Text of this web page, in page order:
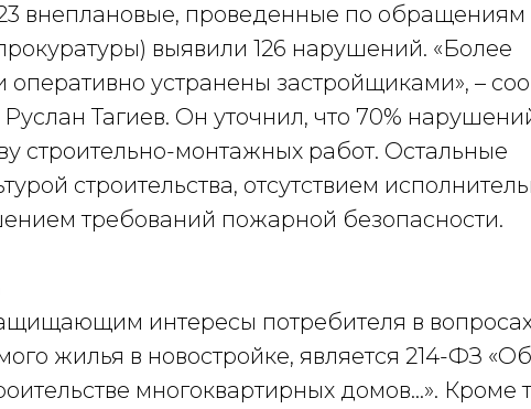
внеплановые, проведенные по обращениям
выявили 126 нарушений. «Более
устранены застройщиками», –
Тагиев. Он уточнил, что 70%
строительно-монтажных работ. Остальные
строительства, отсутствием
требований пожарной безопасности.
интересы потребителя в
жилья в новостройке, является 214-ФЗ «Об
многоквартирных домов...». Кроме